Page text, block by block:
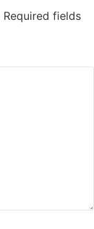
Required fields